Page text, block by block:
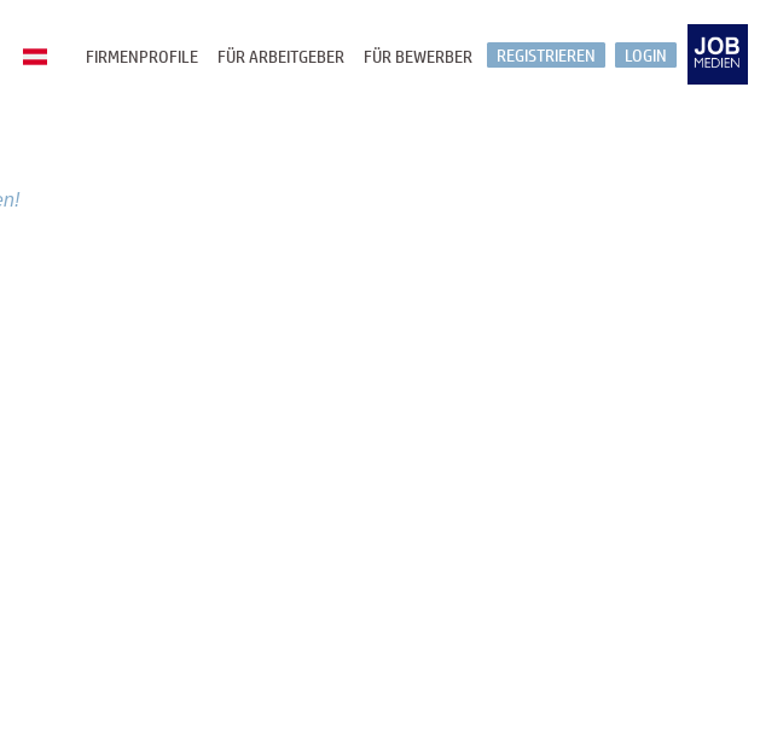
LOGIN
REGISTRIEREN
FÜR BEWERBER
FÜR ARBEITGEBER
FIRMENPROFILE